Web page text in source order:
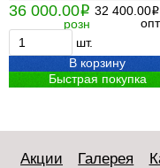
36 000.00i
розн
32 400.00i
опт
шт.
В корзину
Быстрая покупка
Акции Галерея